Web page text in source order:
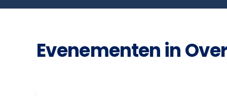
Evenementen in